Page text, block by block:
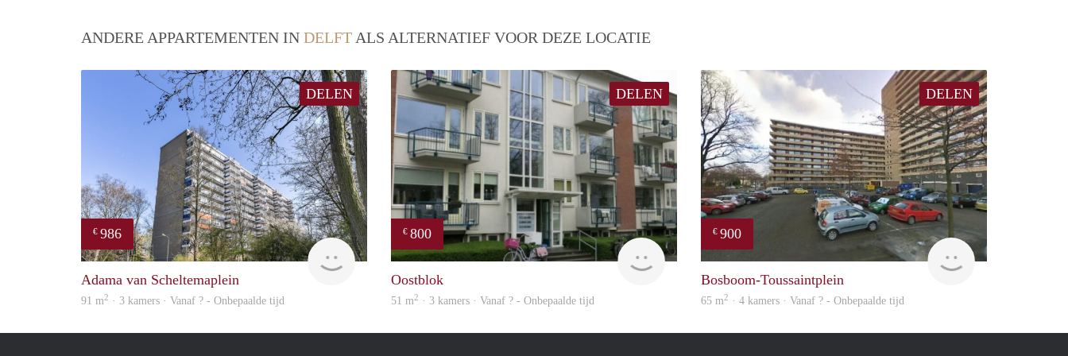
ANDERE APPARTEMENTEN IN DELFT ALS ALTERNATIEF VOOR DEZE LOCATIE
DELEN
€ 986
Woning
Adama van Scheltemaplein
91 m2 · 3 kamers · Vanaf ? - Onbepaalde tijd
DELEN
€ 800
Woning
Oostblok
51 m2 · 3 kamers · Vanaf ? - Onbepaalde tijd
DELEN
€ 900
finder
Bosboom-Toussaintplein
65 m2 · 4 kamers · Vanaf ? - Onbepaalde tijd